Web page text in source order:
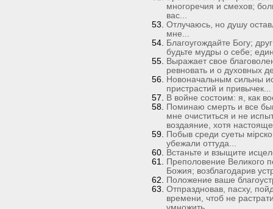
многоречия и смехов;
вас...
Отлучаюсь, но душу
мне...
Благоугождайте Богу;
будьте мудры о себе;
Выражает свое
ревновать и о духовных
Новоначальным сильны
пристрастий и привычек...
В войне состоим: я, как
Поминаю смерть и все
мне очиститься и не
воздаяние, хотя
Побыв среди суеты
убежали оттуда...
Встаньте и взыщите
Преполовение Великого
Божия; возблагодарив
Положение ваше
Отпраздновав, пасху,
времени, чтоб не